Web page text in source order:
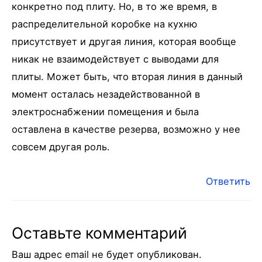
конкретно под плиту. Но, в то же время, в
распределительной коробке на кухню
присутствует и другая линия, которая вообще
никак не взаимодействует с выводами для
плиты. Может быть, что вторая линия в данный
момент осталась незадействованной в
электроснабжении помещения и была
оставлена в качестве резерва, возможно у нее
совсем другая роль.
Ответить
Оставьте комментарий
Ваш адрес email не будет опубликован.